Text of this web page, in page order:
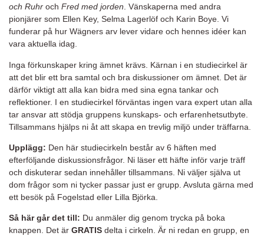
och Ruhr och Fred med jorden. Vänskaperna med andra
pionjärer som Ellen Key, Selma Lagerlöf och Karin Boye. Vi
funderar på hur Wägners arv lever vidare och hennes idéer kan
vara aktuella idag.
Inga förkunskaper kring ämnet krävs. Kärnan i en studiecirkel är
att det blir ett bra samtal och bra diskussioner om ämnet. Det är
därför viktigt att alla kan bidra med sina egna tankar och
reflektioner. I en studiecirkel förväntas ingen vara expert utan alla
tar ansvar att stödja gruppens kunskaps- och erfarenhetsutbyte.
Tillsammans hjälps ni åt att skapa en trevlig miljö under träffarna.
Upplägg: Den här studiecirkeln består av 6 häften med
efterföljande diskussionsfrågor. Ni läser ett häfte inför varje träff
och diskuterar sedan innehåller tillsammans. Ni väljer själva ut
dom frågor som ni tycker passar just er grupp. Avsluta gärna med
ett besök på Fogelstad eller Lilla Björka.
Så här går det till: Du anmäler dig genom trycka på boka
knappen. Det är GRATIS delta i cirkeln. Är ni redan en grupp, en